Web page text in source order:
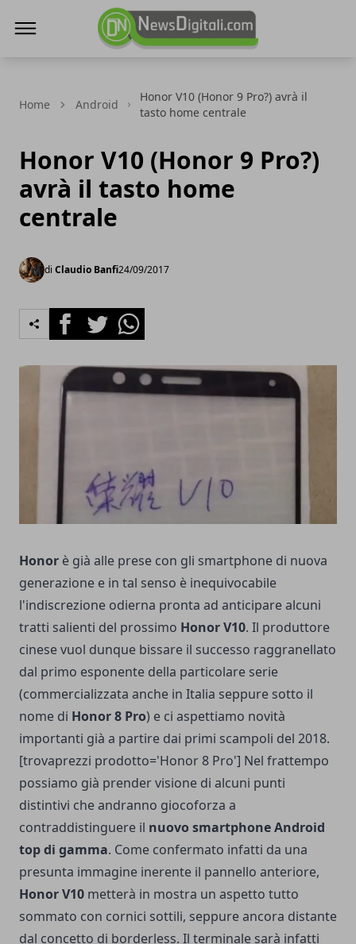
Home Android
Honor V10 (Honor 9 Pro?) avrà il
tasto home centrale
Honor V10 (Honor 9 Pro?)
avrà il tasto home
centrale
di Claudio Banfi24/09/2017
FacebookTwitterWhatsapp
Honor è già alle prese con gli smartphone di nuova
generazione e in tal senso è inequivocabile
l'indiscrezione odierna pronta ad anticipare alcuni
tratti salienti del prossimo Honor V10. Il produttore
cinese vuol dunque bissare il successo raggranellato
dal primo esponente della particolare serie
(commercializzata anche in Italia seppure sotto il
nome di Honor 8 Pro) e ci aspettiamo novità
importanti già a partire dai primi scampoli del 2018.
[trovaprezzi prodotto='Honor 8 Pro'] Nel frattempo
possiamo già prender visione di alcuni punti
distintivi che andranno giocoforza a
contraddistinguere il nuovo smartphone Android
top di gamma. Come confermato infatti da una
presunta immagine inerente il pannello anteriore,
Honor V10 metterà in mostra un aspetto tutto
sommato con cornici sottili, seppure ancora distante
dal concetto di borderless. Il terminale sarà infatti